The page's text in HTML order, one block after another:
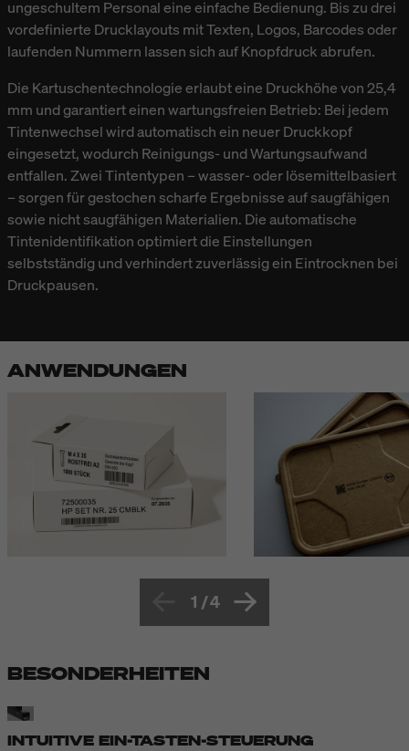
ungeschultem Personal eine einfache Bedienung. Bis zu drei
vordefinierte Drucklayouts mit Texten, Logos, Barcodes oder
laufenden Nummern lassen sich auf Knopfdruck abrufen.
Die Kartuschentechnologie erlaubt eine Druckhöhe von 25,4
mm und garantiert einen wartungsfreien Betrieb: Bei jedem
Tintenwechsel wird automatisch ein neuer Druckkopf
eingesetzt, wodurch Reinigungs- und Wartungsaufwand
entfallen. Zwei Tintentypen – wasser- oder lösemittelbasiert
– sorgen für gestochen scharfe Ergebnisse auf saugfähigen
sowie nicht saugfähigen Materialien. Die automatische
Tintenidentifikation optimiert die Einstellungen
selbstständig und verhindert zuverlässig ein Eintrocknen bei
Druckpausen.
ANWENDUNGEN
1 /4
BESONDERHEITEN
INTUITIVE EIN-TASTEN-STEUERUNG